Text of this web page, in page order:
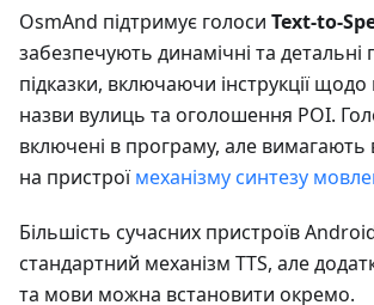
OsmAnd підтримує голоси Text-to-
забезпечують динамічні та детальні
підказки, включаючи інструкції щодо
назви вулиць та оголошення POI.
включені в програму, але вимагають
на пристроїмеханізму синтезу
Більшість сучасних пристроїв
стандартний механізм TTS, але
та мови можна встановити окремо.